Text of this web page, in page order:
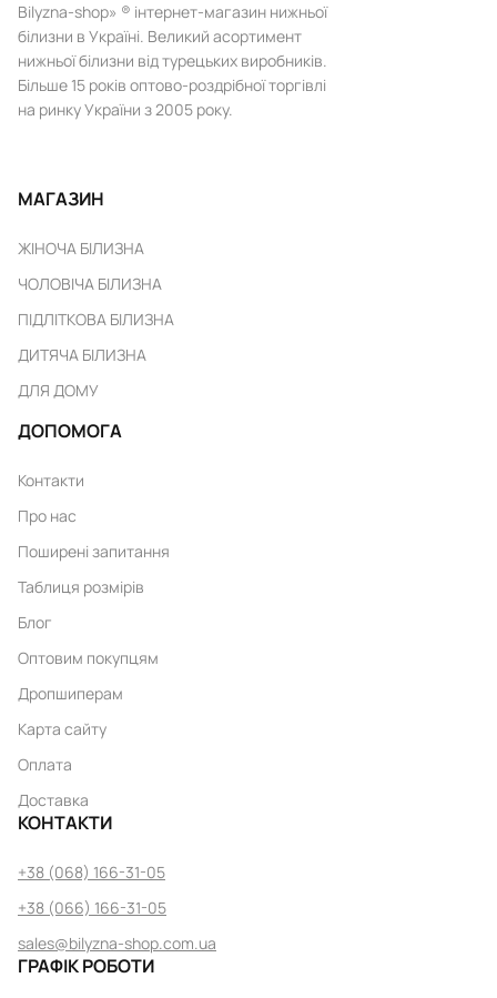
Bilyzna-shop» ® інтернет-магазин нижньої
білизни в Україні. Великий асортимент
нижньої білизни від турецьких виробників.
Більше 15 років оптово-роздрібної торгівлі
на ринку України з 2005 року.
МАГАЗИН
ЖІНОЧА БІЛИЗНА
ЧОЛОВІЧА БІЛИЗНА
ПІДЛІТКОВА БІЛИЗНА
ДИТЯЧА БІЛИЗНА
ДЛЯ ДОМУ
ДОПОМОГА
Контакти
Про нас
Поширені запитання
Таблиця розмірів
Блог
Оптовим покупцям
Дропшиперам
Карта сайту
Оплата
Доставка
КОНТАКТИ
+38 (068) 166-31-05
+38 (066) 166-31-05
sales@bilyzna-shop.com.ua
ГРАФІК РОБОТИ